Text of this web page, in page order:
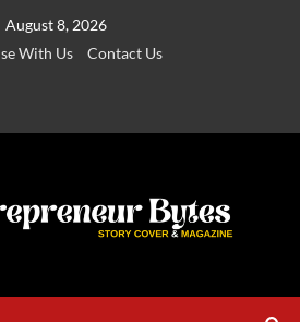
August 8, 2026
With Us
Contact Us